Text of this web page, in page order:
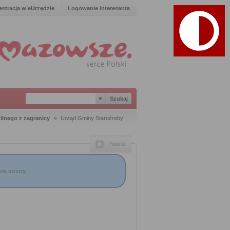
w eUrzędzie Logowanie interesanta
z zagranicy Urząd Gminy Staroźreby
Powrót
strony.